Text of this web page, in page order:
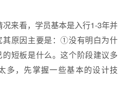
来看，学员基本是入行1-3年并
其原因主要是：①没有明白为什
短板是什么。这个阶段建议多
多，先掌握一些基本的设计技